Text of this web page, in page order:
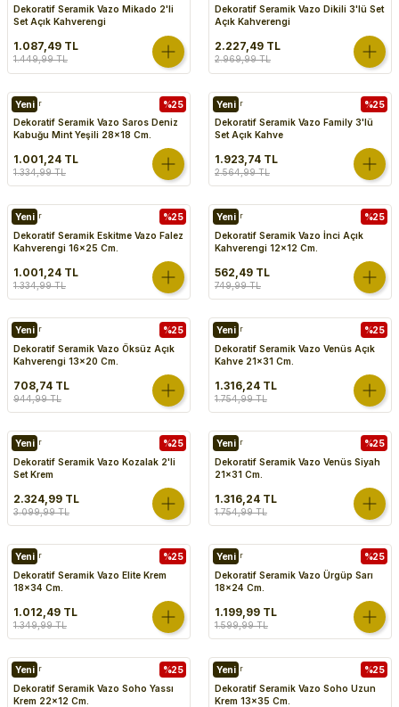
Dekoratif Seramik Vazo Mikado 2'li
Set Açık Kahverengi
1.087,49 TL
1.449,99 TL
Dekoratif Seramik Vazo Dikili 3'lü Set
Açık Kahverengi
2.227,49 TL
2.969,99 TL
%25
Yeni
Vazolar
Dekoratif Seramik Vazo Saros Deniz
Kabuğu Mint Yeşili 28x18 Cm.
1.001,24 TL
1.334,99 TL
%25
Yeni
Vazolar
Dekoratif Seramik Vazo Family 3'lü
Set Açık Kahve
1.923,74 TL
2.564,99 TL
%25
Yeni
Vazolar
Dekoratif Seramik Eskitme Vazo Falez
Kahverengi 16x25 Cm.
1.001,24 TL
1.334,99 TL
%25
Yeni
Vazolar
Dekoratif Seramik Vazo İnci Açık
Kahverengi 12x12 Cm.
562,49 TL
749,99 TL
%25
Yeni
Vazolar
Dekoratif Seramik Vazo Öksüz Açık
Kahverengi 13x20 Cm.
708,74 TL
944,99 TL
%25
Yeni
Vazolar
Dekoratif Seramik Vazo Venüs Açık
Kahve 21x31 Cm.
1.316,24 TL
1.754,99 TL
%25
Yeni
Vazolar
Dekoratif Seramik Vazo Kozalak 2'li
Set Krem
2.324,99 TL
3.099,99 TL
%25
Yeni
Vazolar
Dekoratif Seramik Vazo Venüs Siyah
21x31 Cm.
1.316,24 TL
1.754,99 TL
%25
Yeni
Vazolar
Dekoratif Seramik Vazo Elite Krem
18x34 Cm.
1.012,49 TL
1.349,99 TL
%25
Yeni
Vazolar
Dekoratif Seramik Vazo Ürgüp Sarı
18x24 Cm.
1.199,99 TL
1.599,99 TL
%25
Yeni
Vazolar
Dekoratif Seramik Vazo Soho Yassı
Krem 22x12 Cm.
%25
Yeni
Vazolar
Dekoratif Seramik Vazo Soho Uzun
Krem 13x35 Cm.